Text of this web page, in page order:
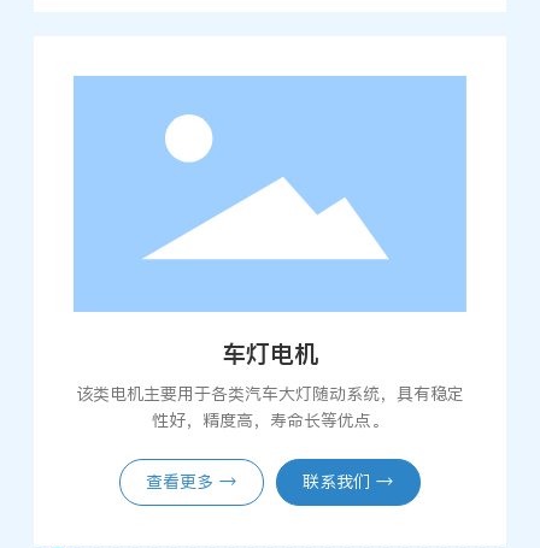
车灯电机
该类电机主要用于各类汽车大灯随动系统，具有稳定
性好，精度高，寿命长等优点。
查看更多 → 联系我们 →